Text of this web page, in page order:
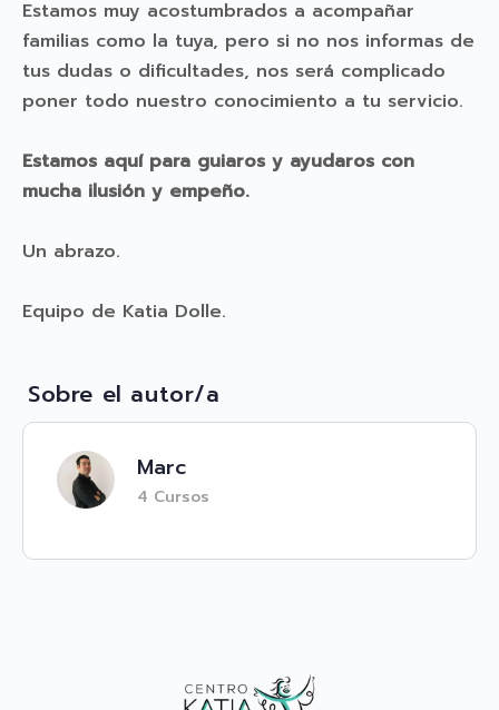
Estamos muy acostumbrados a acompañar
familias como la tuya, pero si no nos informas de
tus dudas o dificultades, nos será complicado
poner todo nuestro conocimiento a tu servicio.
Estamos aquí para guiaros y ayudaros con
mucha ilusión y empeño.
Un abrazo.
Equipo de Katia Dolle.
Sobre el autor/a
Marc
4 Cursos